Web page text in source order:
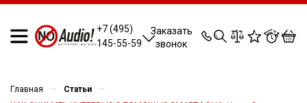
+7 (495)
145-55-59
Заказать
звонок
0 0 0 0
Главная — Статьи —